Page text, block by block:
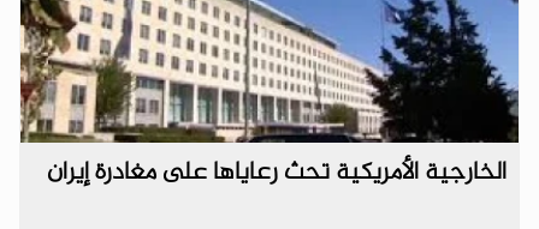
الخارجية الأمريكية تحث رعاياها على مغادرة إيران